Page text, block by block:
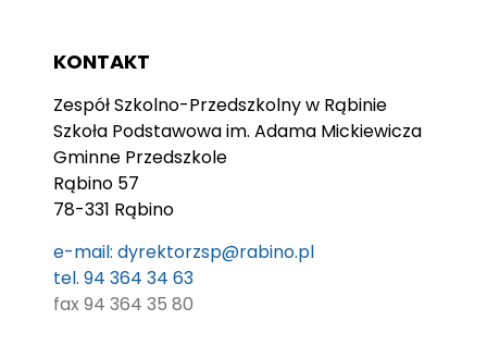
KONTAKT
Zespół Szkolno-Przedszkolny w Rąbinie
Szkoła Podstawowa im. Adama Mickiewicza
Gminne Przedszkole
Rąbino 57
78-331 Rąbino
e-mail: dyrektorzsp@rabino.pl
tel. 94 364 34 63
fax 94 364 35 80